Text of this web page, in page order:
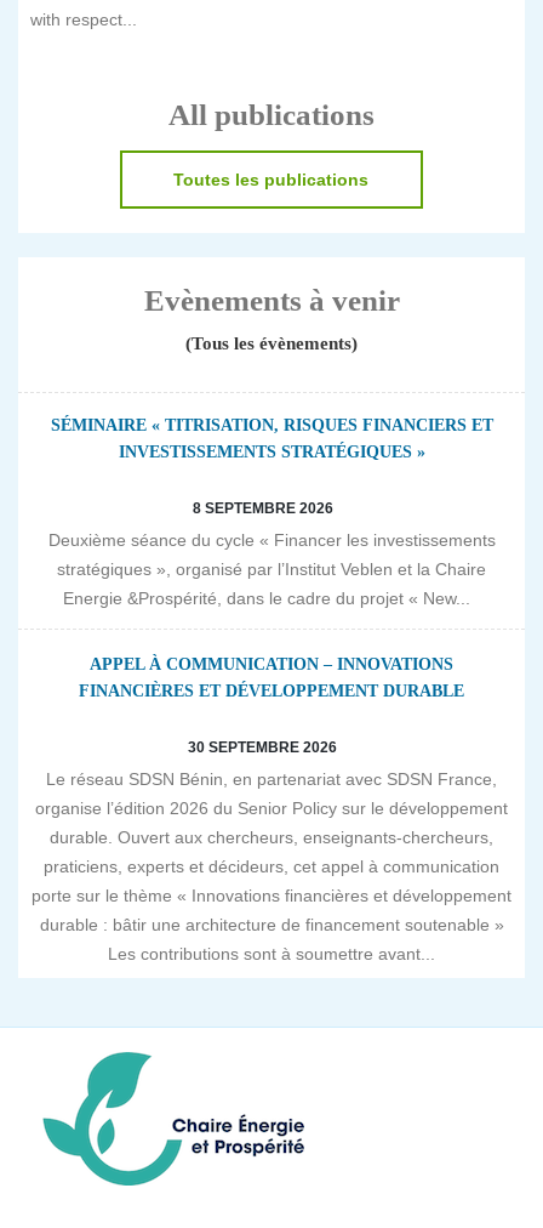
with respect...
All publications
Toutes les publications
Evènements à venir
(Tous les évènements)
SÉMINAIRE « TITRISATION, RISQUES FINANCIERS ET
INVESTISSEMENTS STRATÉGIQUES »
8 SEPTEMBRE 2026
Deuxième séance du cycle « Financer les investissements
stratégiques », organisé par l’Institut Veblen et la Chaire
Energie &Prospérité, dans le cadre du projet « New...
APPEL À COMMUNICATION – INNOVATIONS
FINANCIÈRES ET DÉVELOPPEMENT DURABLE
30 SEPTEMBRE 2026
Le réseau SDSN Bénin, en partenariat avec SDSN France,
organise l’édition 2026 du Senior Policy sur le développement
durable. Ouvert aux chercheurs, enseignants-chercheurs,
praticiens, experts et décideurs, cet appel à communication
porte sur le thème « Innovations financières et développement
durable : bâtir une architecture de financement soutenable »
Les contributions sont à soumettre avant...